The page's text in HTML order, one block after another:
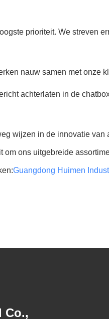
prioriteit. We streven
nauw samen met onze
achterlaten in de
wijzen in de innovatie
ons uitgebreide
Guangdong Huimen
Co.,